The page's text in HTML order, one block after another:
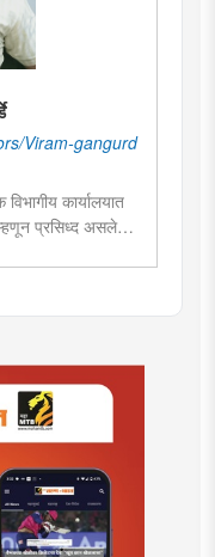
Viram-gangurd
कार्यालयात
प्रसिध्द असलेल्या
आणि जनसंज्ञापन